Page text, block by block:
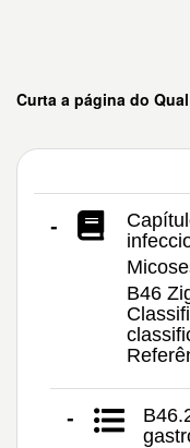
Curta a página do
-
B46
-